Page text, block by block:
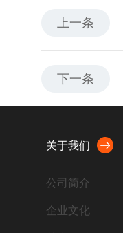
上一条
下一条
关于我们
公司简介
企业文化